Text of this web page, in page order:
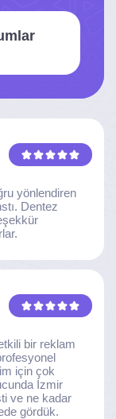
yönlendiren
Dentez
bir reklam
için çok
İzmir
ve ne kadar
gördük.